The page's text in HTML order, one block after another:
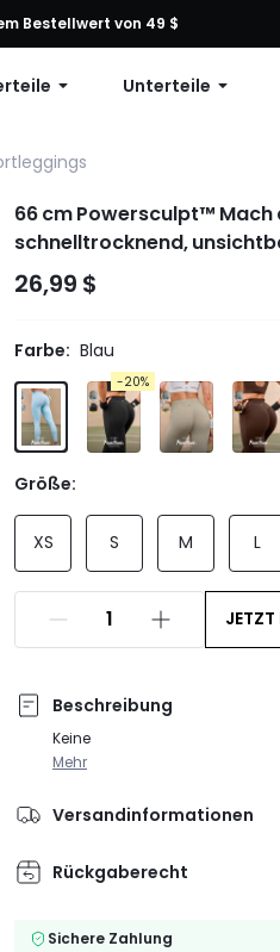
ab 79 $ oder 15 % Rabatt ab 99 $ |
Bestellwert von 49 $
Unterteile
66 cm Powersculpt™
schnelltrocknend,
Kompressionsleggings für
Aktivbekleidung
26,99 $
Farbe: Blau
-20%
Größe:
XS S M L
JETZT
Beschreibung
Keine
Mehr
Versandinformationen
Rückgaberecht
Sichere Zahlung